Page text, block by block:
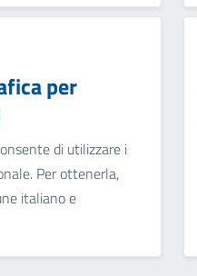
per
di utilizzare i
Per ottenerla,
italiano e